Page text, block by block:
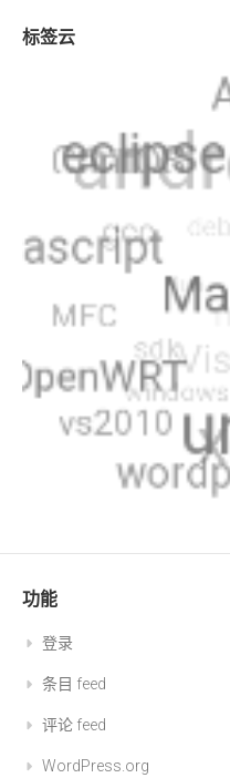
标签云
功能
登录
条目 feed
评论 feed
WordPress.org